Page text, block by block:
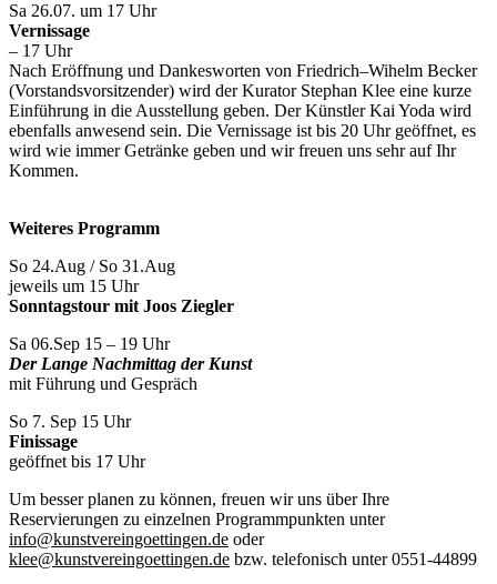
Sa 26.07. um 17 Uhr
Vernissage
– 17 Uhr
Nach Eröffnung und Dankesworten von Friedrich–Wihelm Becker
(Vorstandsvorsitzender) wird der Kurator Stephan Klee eine kurze
Einführung in die Ausstellung geben. Der Künstler Kai Yoda wird
ebenfalls anwesend sein. Die Vernissage ist bis 20 Uhr geöffnet, es
wird wie immer Getränke geben und wir freuen uns sehr auf Ihr
Kommen.
Weiteres Programm
So 24.Aug / So 31.Aug
jeweils um 15 Uhr
Sonntagstour mit Joos Ziegler
Sa 06.Sep 15 – 19 Uhr
Der Lange Nachmittag der Kunst
mit Führung und Gespräch
So 7. Sep 15 Uhr
Finissage
geöffnet bis 17 Uhr
Um besser planen zu können, freuen wir uns über Ihre
Reservierungen zu einzelnen Programmpunkten unter
info@kunstvereingoettingen.de oder
klee@kunstvereingoettingen.de bzw. telefonisch unter 0551-44899